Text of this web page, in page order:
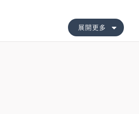
展開更多